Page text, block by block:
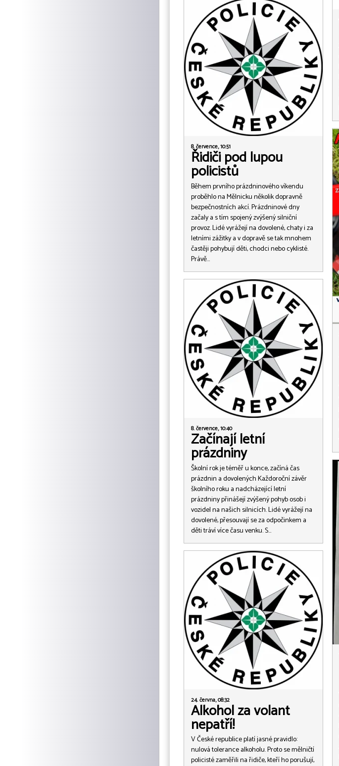
8. července, 10:51
Řidiči pod lupou
policistů
Během prvního prázdninového víkendu
proběhlo na Mělnicku několik dopravně
bezpečnostních akcí. Prázdninové dny
začaly a s tím spojený zvýšený silniční
provoz. Lidé vyrážejí na dovolené, chaty i za
letními zážitky a v dopravě se tak mnohem
častěji pohybují děti, chodci nebo cyklisté.
Právě…
8. července, 10:40
Začínají letní
prázdniny
Školní rok je téměř u konce, začíná čas
prázdnin a dovolených Každoroční závěr
školního roku a nadcházející letní
prázdniny přinášejí zvýšený pohyb osob i
vozidel na našich silnicích. Lidé vyrážejí na
dovolené, přesouvají se za odpočinkem a
děti tráví více času venku. S…
24. června, 08:32
Alkohol za volant
nepatří!
V České republice platí jasné pravidlo:
nulová tolerance alkoholu. Proto se mělničtí
policisté zaměřili na řidiče, kteří ho porušují,